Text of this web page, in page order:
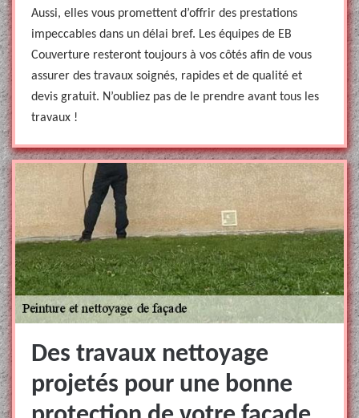
Aussi, elles vous promettent d’offrir des prestations
impeccables dans un délai bref. Les équipes de EB
Couverture resteront toujours à vos côtés afin de vous
assurer des travaux soignés, rapides et de qualité et
devis gratuit. N’oubliez pas de le prendre avant tous les
travaux !
Des travaux nettoyage
projetés pour une bonne